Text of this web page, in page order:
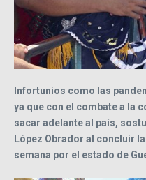
Infortunios como las
ya que con el combate a la
sacar adelante al país,
López Obrador al concluir
semana por el estado de